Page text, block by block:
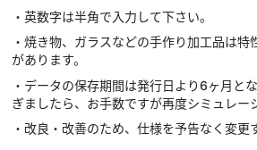
・英数字は半角で入力して下さい。
・焼き物、ガラスなどの手作り加工品は
があります。
・データの保存期間は発行日より6ヶ月と
ぎましたら、お手数ですが再度シミュレー
・改良・改善のため、仕様を予告なく変更